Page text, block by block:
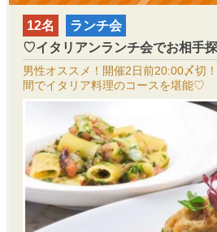
12名
ランチ会
♡イタリアンランチ会でお相手
男性オススメ！開催2日前20:00〆切
間でイタリア料理のコースを堪能♡